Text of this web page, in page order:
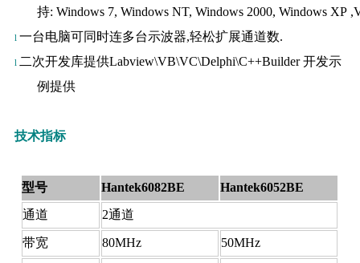
持:Windows 7, Windows NT, Windows 2000, Windows XP
l一台电脑可同时连多台示波器,轻松扩展通道数.
l二次开发库提供Labview\VB\VC\Delphi\C++Builder开发示
例提供
技术指标
型号 Hantek6082BE
Hantek6052BE
通道
2通道
带宽 80MHz 50MHz